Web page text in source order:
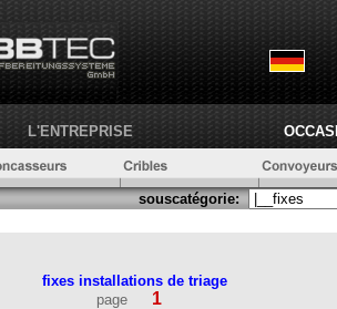
L'ENTREPRISE
souscatégorie:
fixes installations de triage
page
1